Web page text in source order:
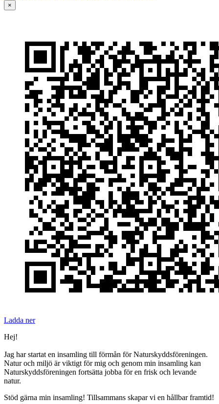
×
Ladda ner
Hej!
Jag har startat en insamling till förmån för Naturskyddsföreningen.
Natur och miljö är viktigt för mig och genom min insamling kan
Naturskyddsföreningen fortsätta jobba för en frisk och levande
natur.
Stöd gärna min insamling! Tillsammans skapar vi en hållbar framtid!